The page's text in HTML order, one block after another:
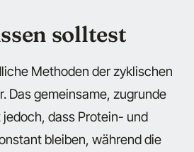
solltest
Methoden der zyklischen
Das gemeinsame, zugrunde
dass Protein- und
bleiben, während die